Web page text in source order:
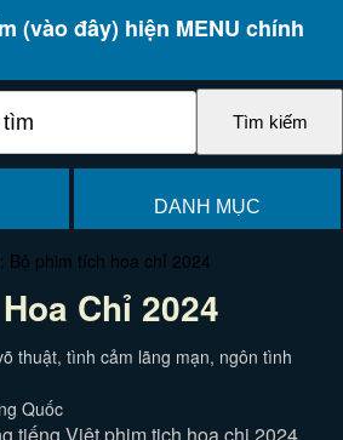
(vào đây) hiện MENU chính
DANH MỤC
Chỉ 2024
thuật, tình cảm lãng mạn, ngôn tình
Quốc